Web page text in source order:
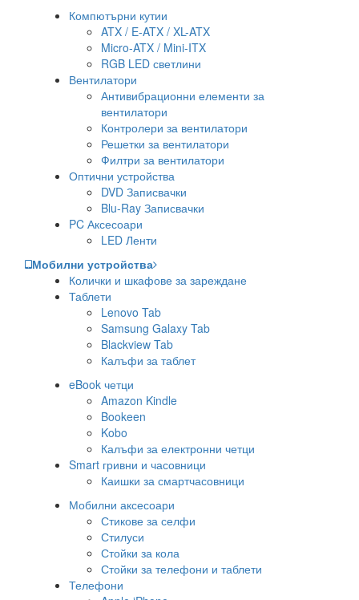
Компютърни кутии
ATX / E-ATX / XL-ATX
Micro-ATX / Mini-ITX
RGB LED светлини
Вентилатори
Антивибрационни елементи за
вентилатори
Контролери за вентилатори
Решетки за вентилатори
Филтри за вентилатори
Оптични устройства
DVD Записвачки
Blu-Ray Записвачки
PC Аксесоари
LED Ленти
Мобилни устройства
Колички и шкафове за зареждане
Таблети
Lenovo Tab
Samsung Galaxy Tab
Blackview Tab
Калъфи за таблет
eBook четци
Amazon Kindle
Bookeen
Kobo
Калъфи за електронни четци
Smart гривни и часовници
Каишки за смартчасовници
Мобилни аксесоари
Стикове за селфи
Стилуси
Стойки за кола
Стойки за телефони и таблети
Телефони